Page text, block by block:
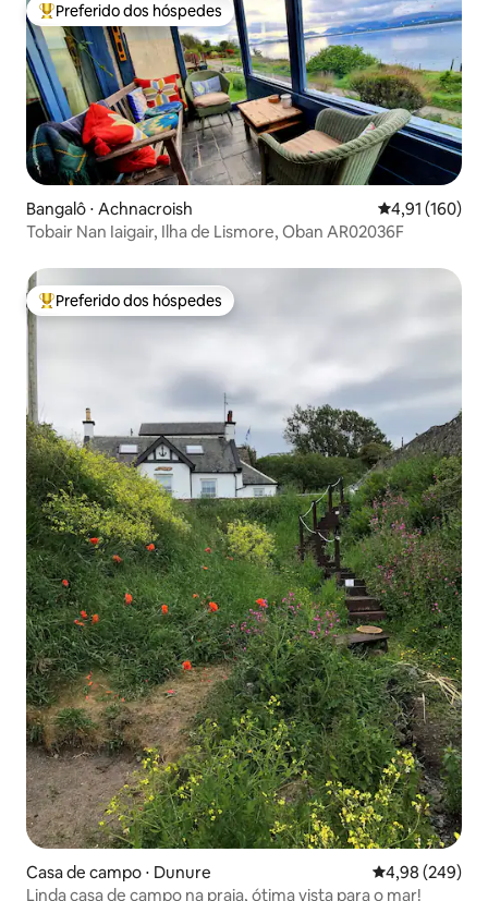
Entre os melhores preferidos dos hóspedes
Preferido dos hóspedes
Bangalô ⋅ Achnacroish 4,91 de uma
4,91 (160)
Tobair Nan Iaigair, Ilha de Lismore, Oban AR02036F
Entre os melhores preferidos dos hóspedes
Preferido dos hóspedes
Casa de campo ⋅ Dunure 4,98 de uma
4,98 (249)
Linda casa de campo na praia, ótima vista para o mar!